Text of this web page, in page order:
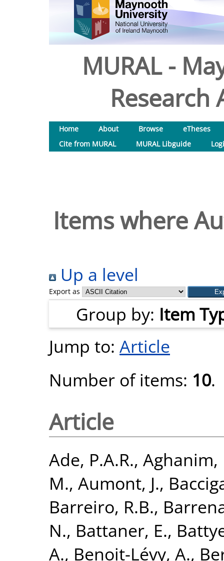
MURAL -
Research
Home About Browse
eTheses
Cite from MURAL
MURAL Libguide
Items where
Up a level
Export as
Group by: Item
Jump to: Article
Number of items: 10.
Article
Ade, P.A.R., Aghanim,
M., Aumont, J.,
Barreiro, R.B.,
N., Battaner, E.,
A., Benoit-Lévy, A.,